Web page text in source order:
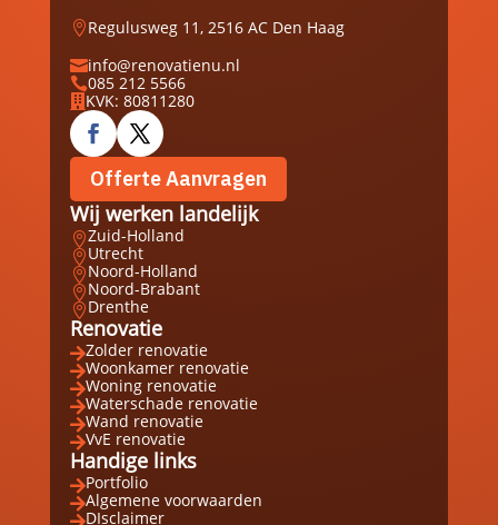
Regulusweg 11, 2516 AC Den Haag
info@renovatienu.nl
085 212 5566
 KVK: 80811280
Offerte Aanvragen
Wij werken landelijk
Zuid-Holland
Utrecht
Noord-Holland
Noord-Brabant
Drenthe
Renovatie
Zolder renovatie
Woonkamer renovatie
Woning renovatie
Waterschade renovatie
Wand renovatie
VvE renovatie
Handige links
Portfolio
Algemene voorwaarden
DIsclaimer